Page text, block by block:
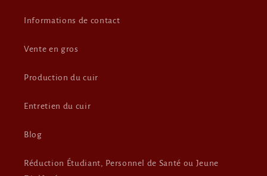
Informations de contact
Vente en gros
Production du cuir
Entretien du cuir
Blog
Réduction Étudiant, Personnel de Santé ou Jeune